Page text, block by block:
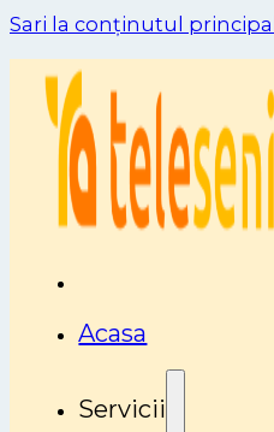
Sari la conținutul principal
Acasa
Servicii